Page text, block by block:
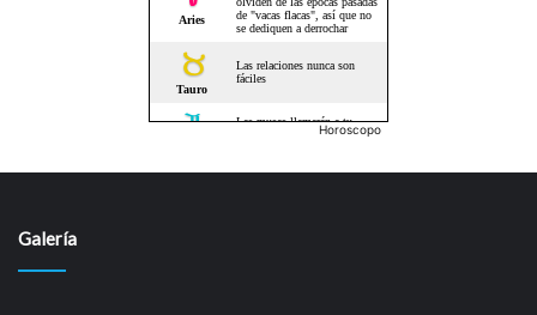
Horoscopo
Galería